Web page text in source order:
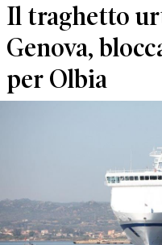
Il traghetto
Genova,
per Olbia